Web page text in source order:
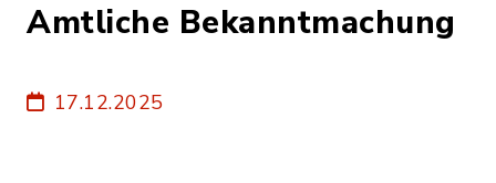
Amtliche Bekanntmachung
17.12.2025